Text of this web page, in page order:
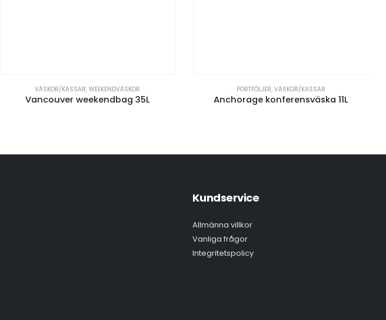
VÄSKOR/KASSAR,WEEKENDVÄSKOR
Vancouver weekendbag 35L
PORTFÖLJER, VÄSKOR/KASSAR
Anchorage konferensväska 11L
Kundservice
Allmänna villkor
Vanliga frågor
Integritetspolicy